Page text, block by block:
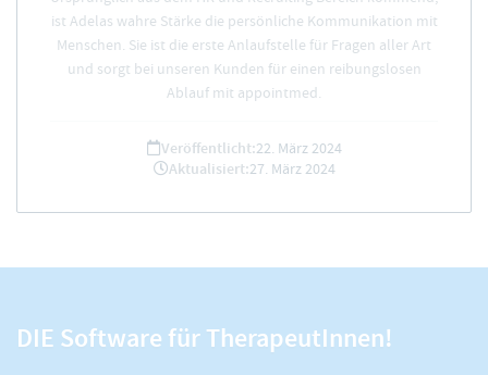
ist Adelas wahre Stärke die persönliche Kommunikation mit
Menschen. Sie ist die erste Anlaufstelle für Fragen aller Art
und sorgt bei unseren Kunden für einen reibungslosen
Ablauf mit appointmed.
Veröffentlicht:22. März 2024
Aktualisiert:27. März 2024
DIE Software für TherapeutInnen!